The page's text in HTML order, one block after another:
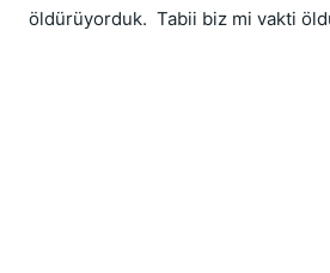
öldürüyorduk.  Tabii biz mi vakti